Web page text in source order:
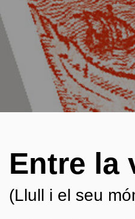
Entre la
(Llull i el seu